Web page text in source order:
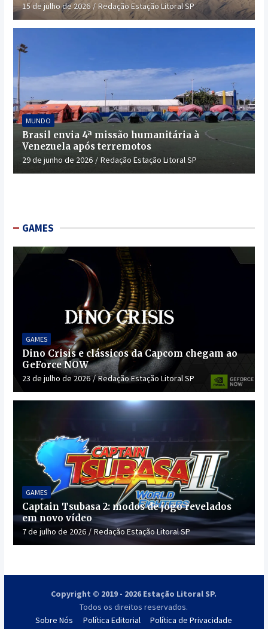
15 de julho de 2026 Redação Estação Litoral SP
MUNDO
Brasil envia 4ª missão humanitária à
Venezuela após terremotos
29 de junho de 2026 Redação Estação Litoral SP
GAMES
GAMES
Dino Crisis e clássicos da Capcom chegam ao
GeForce NOW
23 de julho de 2026 Redação Estação Litoral SP
GAMES
Captain Tsubasa 2: modos de jogo revelados
em novo vídeo
7 de julho de 2026 Redação Estação Litoral SP
Copyright © 2019 - 2026 Estação Litoral SP.
Todos os direitos reservados.
Sobre Nós
Política Editorial
Política de Privacidade